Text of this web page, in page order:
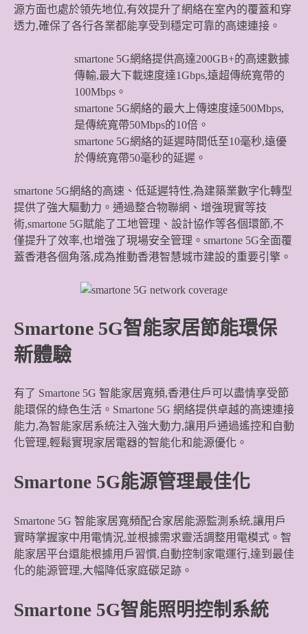
源方面也處於領先地位,有效提升了網絡在室內的覆蓋和穿
透力,確保了各行各業都能享受到穩定可靠的高速連接。
smartone 5G網絡提供高達200GB+的高速數據
傳輸,最大下載速度達1Gbps,遠超傳統寬帶的
100Mbps。
smartone 5G網絡的最大上傳速度達500Mbps,
是傳統寬帶50Mbps的10倍。
smartone 5G網絡的延遲時間低至10毫秒,遠優
於傳統寬帶50毫秒的延遲。
smartone 5G網絡的高速、低延遲特性,為建築業數字化轉型
提供了強大驅動力。通過整合物聯網、增強現實等技
術,smartone 5G賦能了工地管理、設計協作等各個環節,不
僅提升了效率,也增強了現場安全管理。smartone 5G全面覆
蓋香港各個角落,成為推動香港智慧城市建設的重要引擎。
Smartone 5G智能家居節能環保
新體驗
有了 Smartone 5G 智能家居寬頻,香港住戶可以盡情享受節
能環保的綠色生活。Smartone 5G 網絡提供卓越的高速連接
能力,為智能家居系統注入強大動力,讓用戶通過遙控和自動
化管理,輕鬆實現家居電器的智能化和能源優化。
Smartone 5G能源管理最佳化
Smartone 5G 智能家居寬頻配合家居能源監測系統,讓用戶
實時掌握家中用電情況,並根據需求靈活調整用電模式。智
能家居平台還能根據用戶習慣,自動控制家電運行,達到最佳
化的能源管理,大幅降低家庭碳足跡。
Smartone 5G智能照明控制系統